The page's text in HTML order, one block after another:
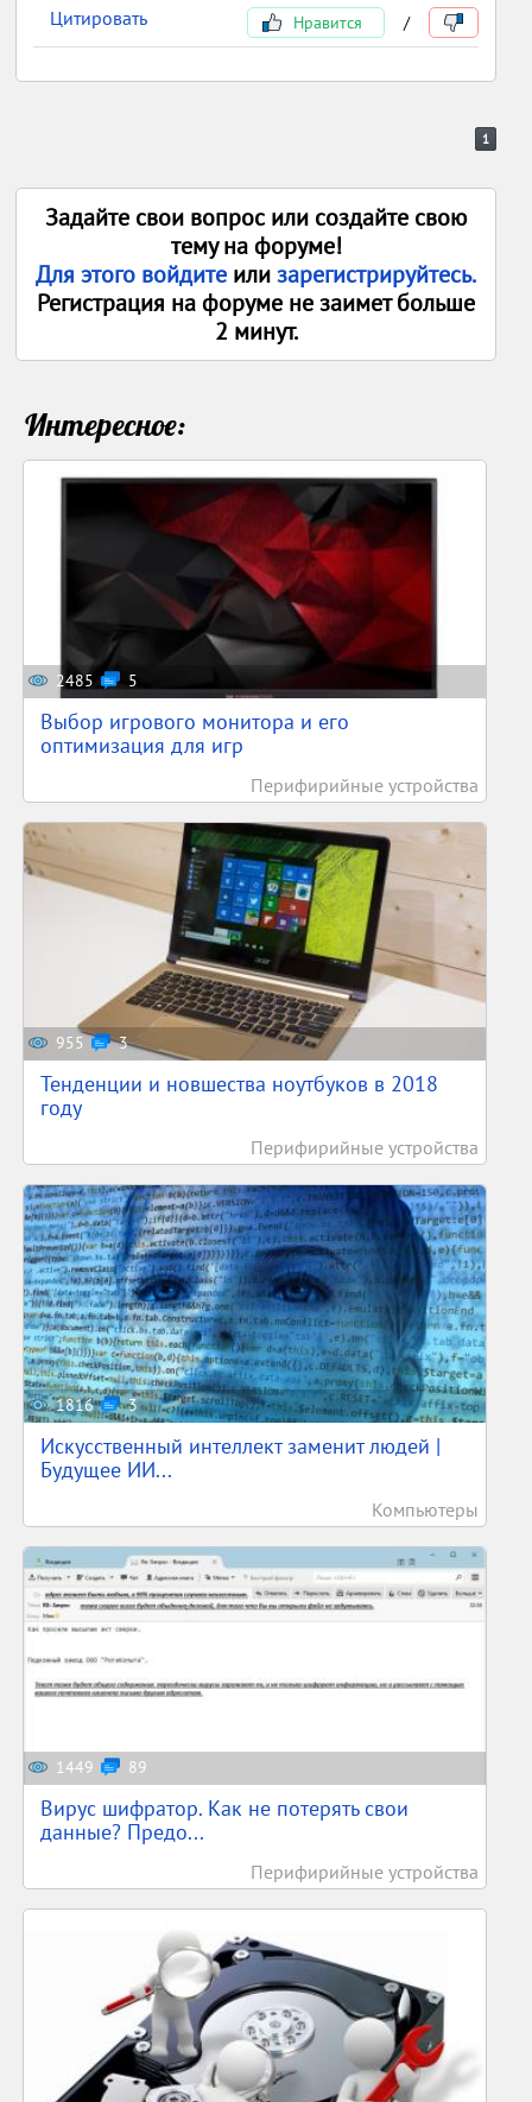
Цитировать
Нравится /
1
Задайте свои вопрос или создайте свою
тему на форуме!
Для этого войдите илизарегистрируйтесь.
Регистрация на форуме не заимет больше
2 минут.
Интересное:
2485 5
Выбор игрового монитора и его
оптимизация для игр
Перифирийные устройства
955 3
Тенденции и новшества ноутбуков в 2018
году
Перифирийные устройства
1816 3
Искусственный интеллект заменит людей |
Будущее ИИ...
Компьютеры
1449 89
Вирус шифратор. Как не потерять свои
данные? Предо...
Перифирийные устройства